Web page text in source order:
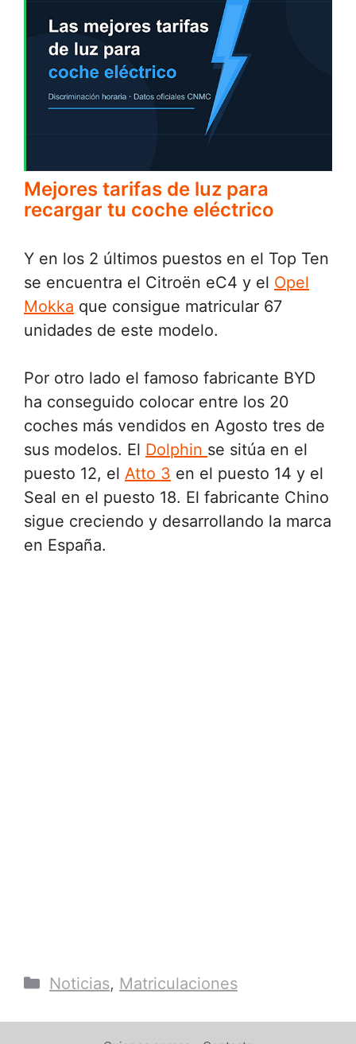
Mejores tarifas de luz para
recargar tu coche eléctrico
Y en los 2 últimos puestos en el Top Ten
se encuentra el Citroën eC4 y el Opel
Mokka que consigue matricular 67
unidades de este modelo.
Por otro lado el famoso fabricante BYD
ha conseguido colocar entre los 20
coches más vendidos en Agosto tres de
sus modelos. El Dolphin se sitúa en el
puesto 12, el Atto 3 en el puesto 14 y el
Seal en el puesto 18. El fabricante Chino
sigue creciendo y desarrollando la marca
en España.
Categorías
Noticias, Matriculaciones